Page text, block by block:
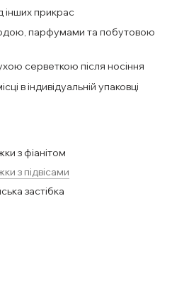
інших прикрас
парфумами та побутовою
серветкою після носіння
в індивідуальній упаковці
з фіанітом
з підвісами
застібка